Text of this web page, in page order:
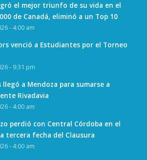
el mejor triunfo de su vida en el
de Canadá, eliminó a un Top 10
- 4:00 am
venció a Estudiantes por el Torneo
- 9:31 pm
llegó a Mendoza para sumarse a
Rivadavia
- 4:00 am
perdió con Central Córdoba en el
tercera fecha del Clausura
- 4:00 am